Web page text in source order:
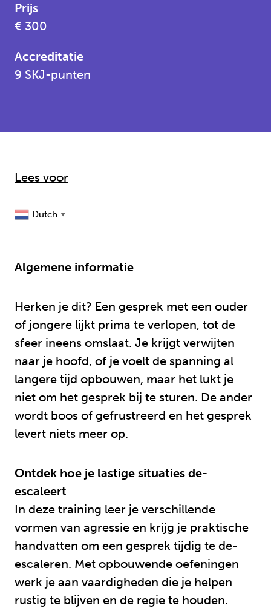
Prijs
€ 300
Accreditatie
9 SKJ-punten
Lees voor
Dutch ▼
Algemene informatie
Herken je dit? Een gesprek met een ouder
of jongere lijkt prima te verlopen, tot de
sfeer ineens omslaat. Je krijgt verwijten
naar je hoofd, of je voelt de spanning al
langere tijd opbouwen, maar het lukt je
niet om het gesprek bij te sturen. De ander
wordt boos of gefrustreerd en het gesprek
levert niets meer op.
Ontdek hoe je lastige situaties de-
escaleert
In deze training leer je verschillende
vormen van agressie en krijg je praktische
handvatten om een gesprek tijdig te de-
escaleren. Met opbouwende oefeningen
werk je aan vaardigheden die je helpen
rustig te blijven en de regie te houden.